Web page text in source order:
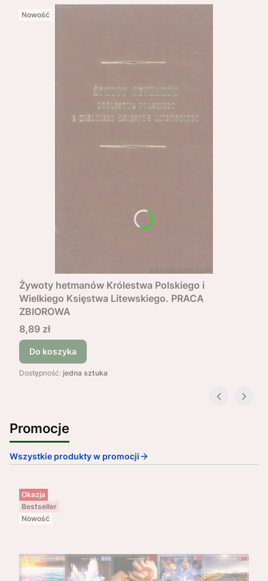
Nowość
Żywoty hetmanów Królestwa Polskiego i
Wielkiego Księstwa Litewskiego. PRACA
ZBIOROWA
Cena
8,89 zł
Do koszyka
Dostępność: jedna sztuka
Promocje
Wszystkie produkty w promocji
Okazja
Bestseller
Nowość